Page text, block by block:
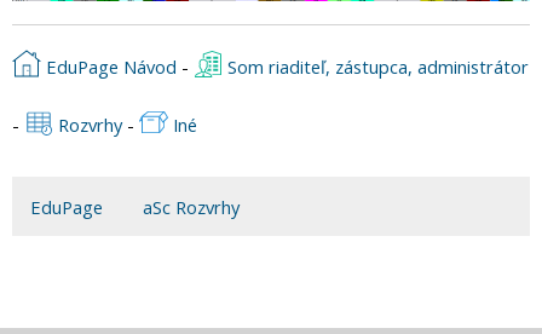
EduPage Návod - Som riaditeľ, zástupca, administrátor
- Rozvrhy- Iné
EduPage aSc Rozvrhy